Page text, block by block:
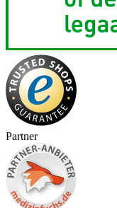
Partner